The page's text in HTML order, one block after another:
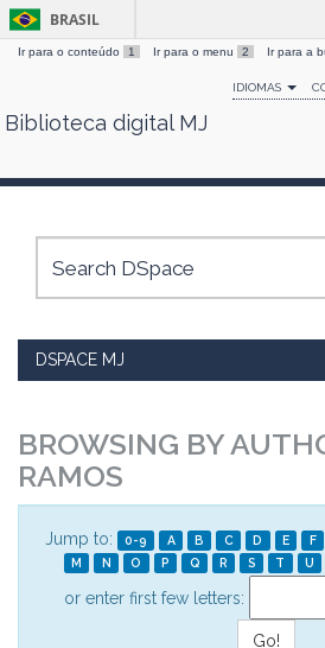
Skip
BRASIL
Ir para o conteúdo 1 Ir para o menu 2 Ir para a
IDIOMAS
Biblioteca digital MJ
DSPACE MJ
BROWSING BY
RAMOS
Jump to: 0-9 A B C D E F
M
N O P Q R S T U
or enter first few letters: